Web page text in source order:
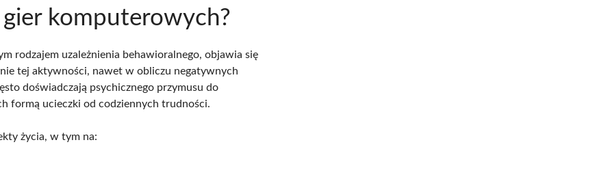
komputerowych?
rodzajem uzależnienia behawioralnego, objawia się
tej aktywności, nawet w obliczu negatywnych
doświadczają psychicznego przymusu do
formą ucieczki od codziennych trudności.
życia, w tym na: